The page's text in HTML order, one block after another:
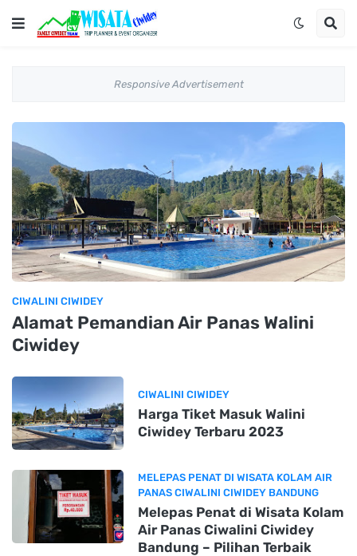
Responsive Advertisement
CIWALINI CIWIDEY
Alamat Pemandian Air Panas Walini
Ciwidey
CIWALINI CIWIDEY
Harga Tiket Masuk Walini
Ciwidey Terbaru 2023
MELEPAS PENAT DI WISATA KOLAM AIR
PANAS CIWALINI CIWIDEY BANDUNG
Melepas Penat di Wisata Kolam
Air Panas Ciwalini Ciwidey
Bandung – Pilihan Terbaik